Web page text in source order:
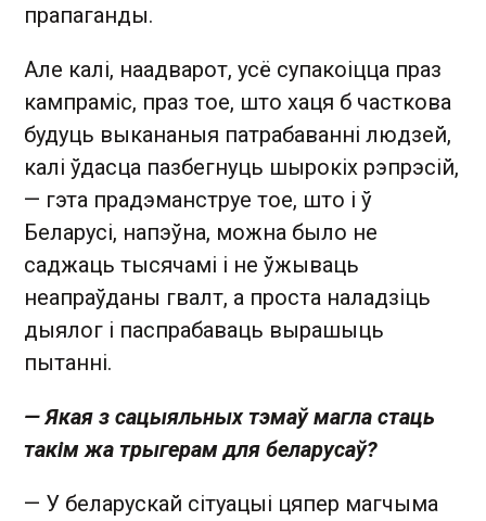
прапаганды.
Але калі, наадварот, усё супакоіцца праз
кампраміс, праз тое, што хаця б часткова
будуць выкананыя патрабаванні людзей,
калі ўдасца пазбегнуць шырокіх рэпрэсій,
— гэта прадэманструе тое, што і ў
Беларусі, напэўна, можна было не
саджаць тысячамі і не ўжываць
неапраўданы гвалт, а проста наладзіць
дыялог і паспрабаваць вырашыць
пытанні.
— Якая з сацыяльных тэмаў магла стаць
такім жа трыгерам для беларусаў?
— У беларускай сітуацыі цяпер магчыма